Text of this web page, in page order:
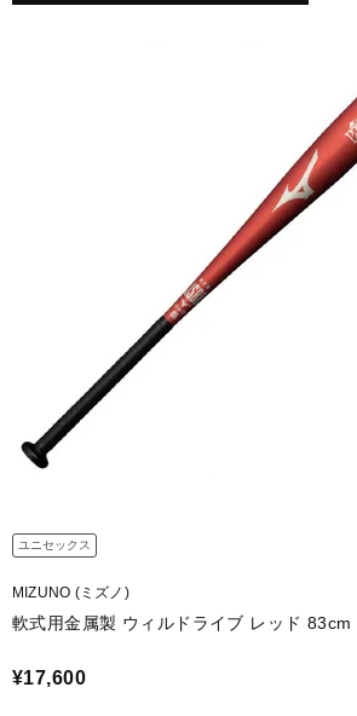
ユニセックス
MIZUNO (ミズノ)
軟式用金属製 ウィルドライブ レッド 83cm
¥17,600